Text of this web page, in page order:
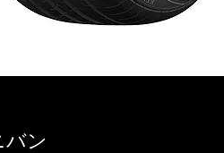
バン